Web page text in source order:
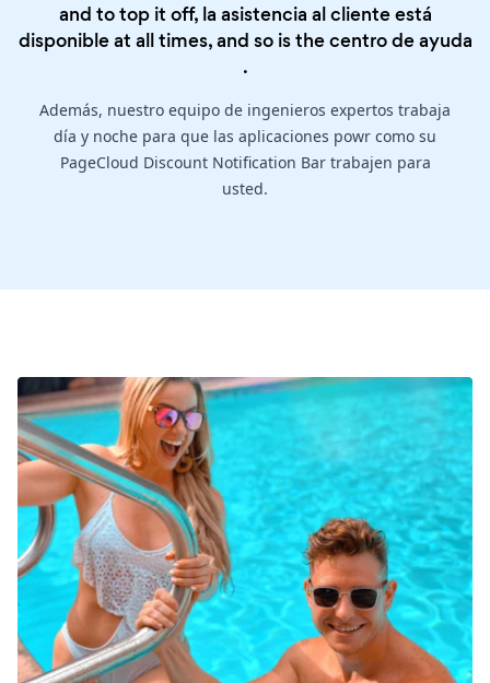
and to top it off, la asistencia al cliente está
disponible at all times, and so is thecentro de ayuda
.
Además, nuestro equipo de ingenieros expertos trabaja
día y noche para que las aplicaciones powr como su
PageCloud Discount Notification Bar trabajen para
usted.